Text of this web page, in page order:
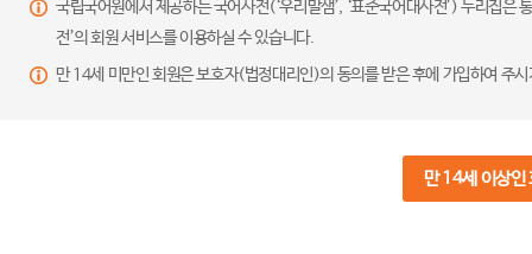
국립국어원에서 제공하는 국어사전(‘우리말샘’, ‘표준국어대사전’) 누리집
전’의 회원 서비스를 이용하실 수 있습니다.
만 14세 미만인 회원은 보호자(법정대리인)의 동의를 받은 후에 가입하여 주
만 14세 이상인